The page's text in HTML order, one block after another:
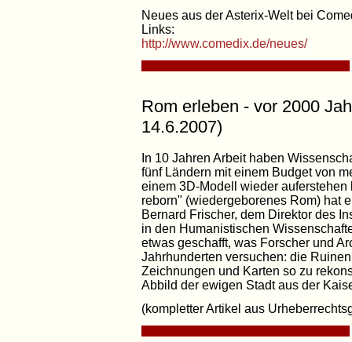
Neues aus der Asterix-Welt bei
Links:
http://www.comedix.de/neues/
Rom erleben - vor 2000
14.6.2007)
In 10 Jahren Arbeit haben
fünf Ländern mit einem Budget von
einem 3D-Modell wieder
reborn" (wiedergeborenes Rom) hat
Bernard Frischer, dem Direktor des
in den Humanistischen
etwas geschafft, was Forscher und
Jahrhunderten versuchen: die
Zeichnungen und Karten so zu
Abbild der ewigen Stadt aus der
(kompletter Artikel aus